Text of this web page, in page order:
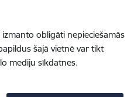
obligāti nepieciešamās
šajā vietnē var tikt
mediju sīkdatnes.